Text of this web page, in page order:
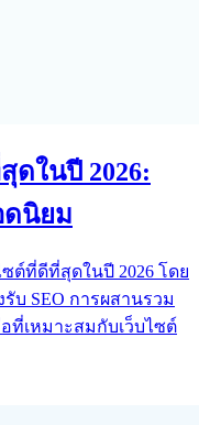
ดในปี 2026:
ดนิยม
ซต์ที่ดีที่สุดในปี 2026 โดย
SEO การผสานรวม
ที่เหมาะสมกับเว็บไซต์